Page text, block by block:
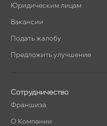
Юридическим лицам
акансии
Подать жалобу
Предложить улучшение
Сотрудничество
Франшиза
О Компании